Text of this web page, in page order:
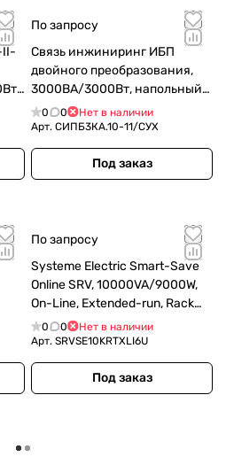
II-
По запросу
Связь инжиниринг ИБП
двойного преобразования,
3000ВА/3000Вт, напольный/
в стойку(2U), 8xC13 + 1xC19,
"сухие" контакты, SNMP слот,
2 (СИПБ3КA.10-11/СУХ)
0 0
Нет в наличии
Арт. СИПБ3КA.10-11/СУХ
Под заказ
По запросу
Systeme Electric Smart-Save
Online SRV, 10000VA/9000W,
On-Line, Extended-run, Rack
6U(Tower convertible), LCD,
Out: Hardwire, SNMP I
(SRVSE10KRTXLI6U)
0 0
Нет в наличии
Арт. SRVSE10KRTXLI6U
Под заказ
еще